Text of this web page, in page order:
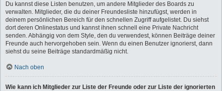
Du kannst diese Listen benutzen, um andere Mitglieder des Boards zu
verwalten. Mitglieder, die du deiner Freundesliste hinzufügst, werden in
deinem persönlichen Bereich für den schnellen Zugriff aufgelistet. Du siehst
dort deren Onlinestatus und kannst ihnen schnell eine Private Nachricht
senden. Abhängig von dem Style, den du verwendest, können Beiträge deiner
Freunde auch hervorgehoben sein. Wenn du einen Benutzer ignorierst, dann
siehst du seine Beiträge standardmäßig nicht.
Nach oben
Wie kann ich Mitglieder zur Liste der Freunde oder zur Liste der ignorierten